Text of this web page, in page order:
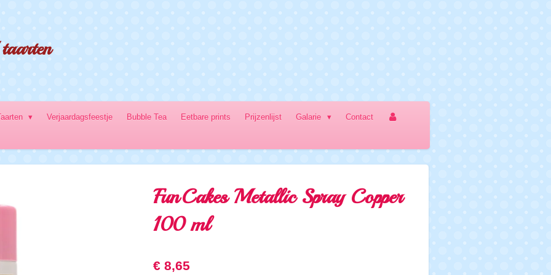
Verjaardagsfeestje Bubble Tea Eetbare prints Prijzenlijst Galarie Contact
FunCakes Metallic Spray Copper
100 ml
€ 8,65